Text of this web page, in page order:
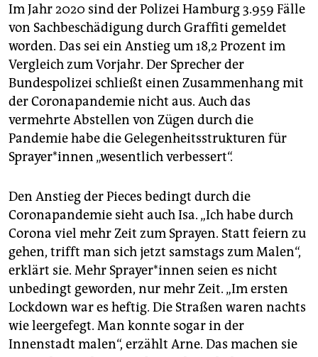
Im Jahr 2020 sind der Polizei Hamburg 3.959 Fälle
von Sachbeschädigung durch Graffiti gemeldet
worden. Das sei ein Anstieg um 18,2 Prozent im
Vergleich zum Vorjahr. Der Sprecher der
Bundespolizei schließt einen Zusammenhang mit
der Coronapandemie nicht aus. Auch das
vermehrte Abstellen von Zügen durch die
Pandemie habe die Gelegenheitsstrukturen für
Spraye­r*in­nen „wesentlich verbessert“.
Den Anstieg der Pieces bedingt durch die
Coronapandemie sieht auch Isa. „Ich habe durch
Corona viel mehr Zeit zum Sprayen. Statt feiern zu
gehen, trifft man sich jetzt samstags zum Malen“,
erklärt sie. Mehr Spraye­r*in­nen seien es nicht
unbedingt geworden, nur mehr Zeit. „Im ersten
Lockdown war es heftig. Die Straßen waren nachts
wie leergefegt. Man konnte sogar in der
Innenstadt malen“, erzählt Arne. Das machen sie